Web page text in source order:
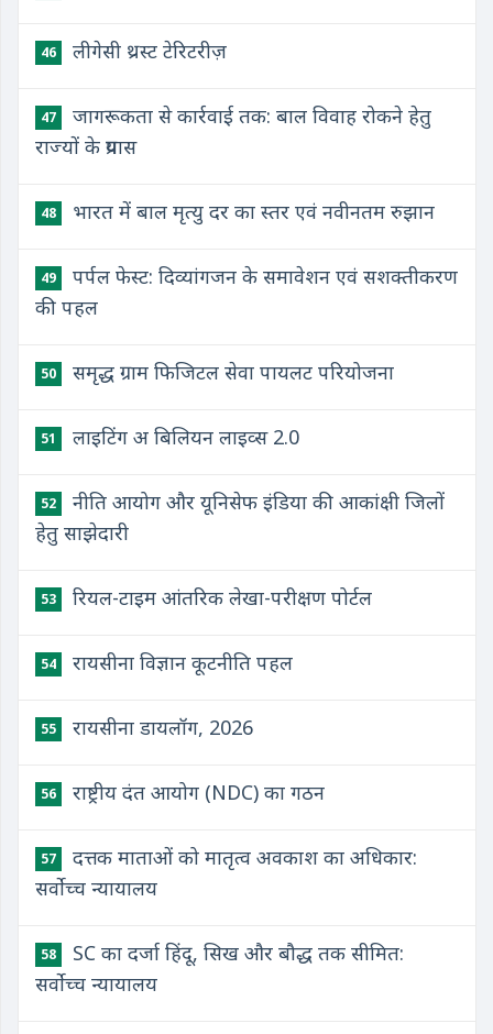
46 लीगेसी थ्रस्ट टेरिटरीज़
47
जागरूकता से कार्रवाई तक: बाल विवाह रोकने हेतु
राज्यों के प्रयास
48 भारत में बाल मृत्यु दर का स्तर एवं नवीनतम रुझान
49
पर्पल फेस्ट: दिव्यांगजन के समावेशन एवं सशक्तीकरण
की पहल
50 समृद्ध ग्राम फिजिटल सेवा पायलट परियोजना
51 लाइटिंग अ बिलियन लाइव्स 2.0
52
नीति आयोग और यूनिसेफ इंडिया की आकांक्षी जिलों
हेतु साझेदारी
53 रियल-टाइम आंतरिक लेखा-परीक्षण पोर्टल
54 रायसीना विज्ञान कूटनीति पहल
55 रायसीना डायलॉग, 2026
56 राष्ट्रीय दंत आयोग (NDC) का गठन
57
दत्तक माताओं को मातृत्व अवकाश का अधिकार:
सर्वोच्च न्यायालय
58
SC का दर्जा हिंदू, सिख और बौद्ध तक सीमित:
सर्वोच्च न्यायालय